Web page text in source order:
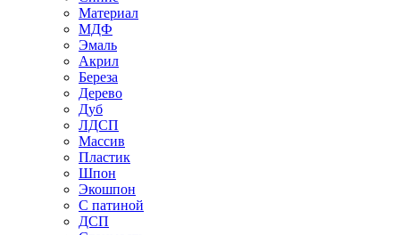
Материал
МДФ
Эмаль
Акрил
Береза
Дерево
Дуб
ЛДСП
Массив
Пластик
Шпон
Экошпон
С патиной
ДСП